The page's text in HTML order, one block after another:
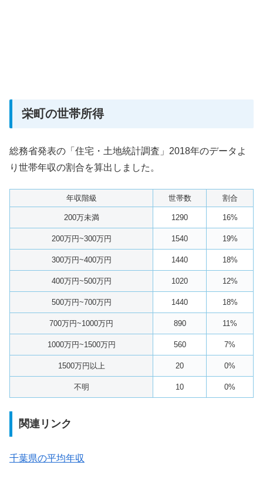
栄町の世帯所得
総務省発表の「住宅・土地統計調査」2018年のデータよ
り世帯年収の割合を算出しました。
年収階級 世帯数 割合
200万未満 1290 16%
200万円~300万円 1540 19%
300万円~400万円 1440 18%
400万円~500万円 1020 12%
500万円~700万円 1440 18%
700万円~1000万円 890 11%
1000万円~1500万円 560 7%
1500万円以上 20 0%
不明 10 0%
関連リンク
千葉県の平均年収